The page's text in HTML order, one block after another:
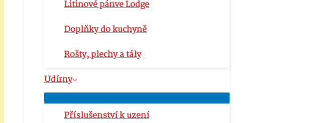
Litinové pánve Lodge
Doplňky do kuchyně
Rošty, plechy a tály
Udírny
Přepínač
menu
Příslušenství k uzení